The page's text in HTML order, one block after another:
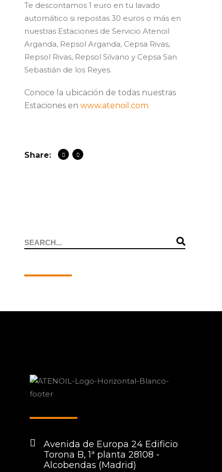
Te descontamos 1 euro en tu lavado
automático si repostas 30 euros o más en
nuestras Estaciones de Servicio Atenoil
Arganda, Repsol Arganda, Cepsa Rivas,
Repsol Rivas, Repsol Silvano y Cepsa San
Sebastián de los Reyes.
Conoce la ubicación de todas nuestras
Estaciones en www.atenoil.com.
Share:
Search
Avenida de Europa 24 Edificio
Torona B, 1ª planta 28108 -
Alcobendas (Madrid)